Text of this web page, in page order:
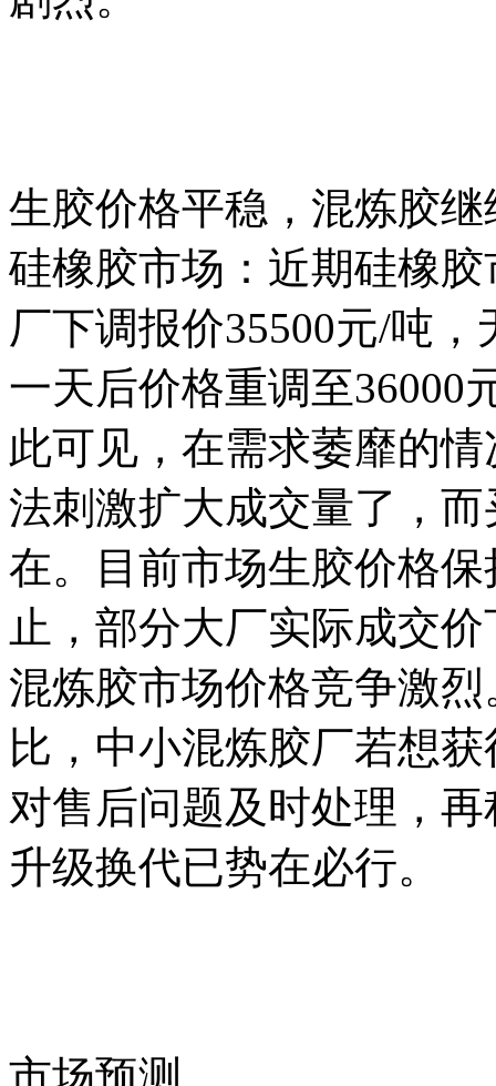
生胶价格平稳，混炼胶继
硅橡胶市场：近期硅橡
厂下调报价35500元/吨
一天后价格重调至36000
此可见，在需求萎靡的
法刺激扩大成交量了，
在。目前市场生胶价格
止，部分大厂实际成交
混炼胶市场价格竞争激
比，中小混炼胶厂若想
对售后问题及时处理，
升级换代已势在必行。